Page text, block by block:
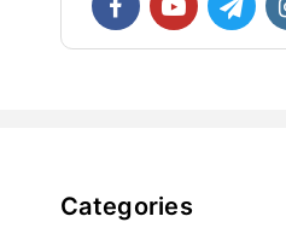
Categories